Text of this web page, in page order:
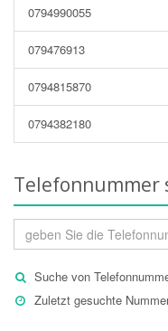
0794990055
079476913
0794815870
0794382180
Telefonnummer
Suche von
Zuletzt gesuchte